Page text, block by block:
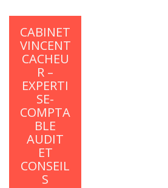
CABINET
VINCENT
CACHEU
R –
EXPERTI
SE-
COMPTA
BLE
AUDIT
ET
CONSEIL
S